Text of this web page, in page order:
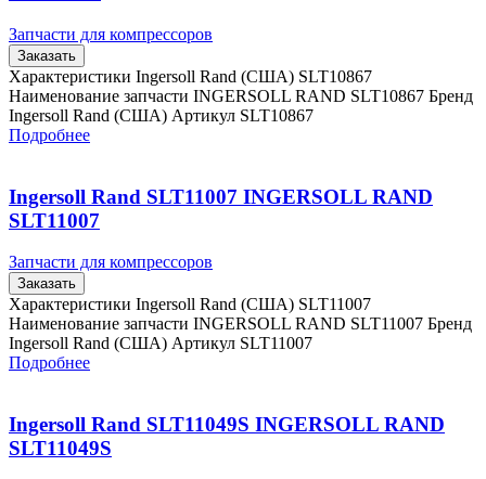
Запчасти для компрессоров
Заказать
Характеристики Ingersoll Rand (США) SLT10867
Наименование запчасти INGERSOLL RAND SLT10867 Бренд
Ingersoll Rand (США) Артикул SLT10867
Подробнее
Ingersoll Rand SLT11007 INGERSOLL RAND
SLT11007
Запчасти для компрессоров
Заказать
Характеристики Ingersoll Rand (США) SLT11007
Наименование запчасти INGERSOLL RAND SLT11007 Бренд
Ingersoll Rand (США) Артикул SLT11007
Подробнее
Ingersoll Rand SLT11049S INGERSOLL RAND
SLT11049S